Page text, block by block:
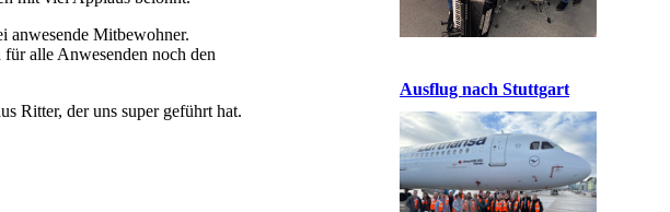
anwesende Mitbewohner.
alle Anwesenden noch den
Ritter, der uns super geführt hat.
Ausflug nach Stuttgart